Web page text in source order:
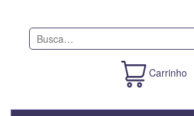
Carrinho